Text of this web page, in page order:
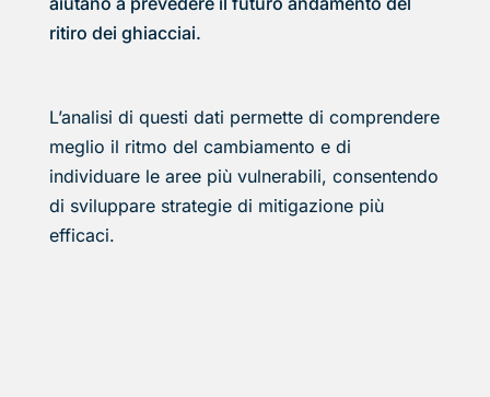
ritiro dei ghiacciai.
L’analisi di questi dati permette di comprendere
meglio il ritmo del cambiamento e di
individuare le aree più vulnerabili, consentendo
di sviluppare strategie di mitigazione più
efficaci.